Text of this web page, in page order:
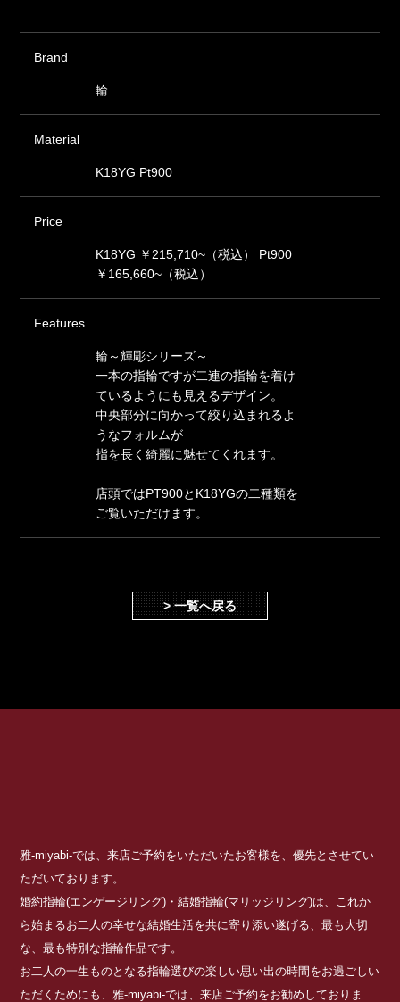
Brand
輪
Material
K18YG Pt900
Price
K18YG ￥215,710~（税込） Pt900
￥165,660~（税込）
Features
輪～輝彫シリーズ～
一本の指輪ですが二連の指輪を着け
ているようにも見えるデザイン。
中央部分に向かって絞り込まれるよ
うなフォルムが
指を長く綺麗に魅せてくれます。
店頭ではPT900とK18YGの二種類を
ご覧いただけます。
> 一覧へ戻る
雅-miyabi-では、来店ご予約をいただいたお客様を、優先とさせてい
ただいております。
婚約指輪(エンゲージリング)・結婚指輪(マリッジリング)は、これか
ら始まるお二人の幸せな結婚生活を共に寄り添い遂げる、最も大切
な、最も特別な指輪作品です。
お二人の一生ものとなる指輪選びの楽しい思い出の時間をお過ごしい
ただくためにも、雅-miyabi-では、来店ご予約をお勧めしておりま